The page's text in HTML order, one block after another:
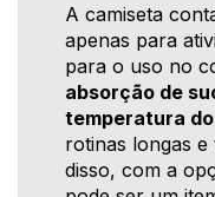
A camiseta
apenas para
para o uso no
absorção de
temperatura
rotinas longas e
disso, com a